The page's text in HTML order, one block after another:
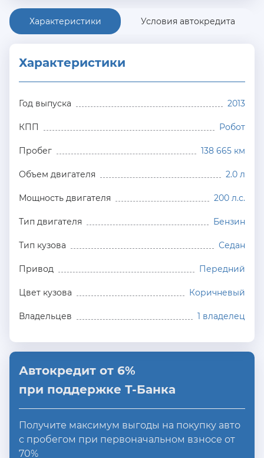
Характеристики Условия автокредита
Характеристики
Год выпуска 2013
КПП Робот
Пробег 138 665 км
Объем двигателя 2.0 л
Мощность двигателя 200 л.с.
Тип двигателя Бензин
Тип кузова Седан
Привод Передний
Цвет кузова Коричневый
Владельцев 1 владелец
Автокредит от 6%
при поддержке Т-Банка
Получите максимум выгоды на покупку авто
с пробегом при первоначальном взносе от
70%